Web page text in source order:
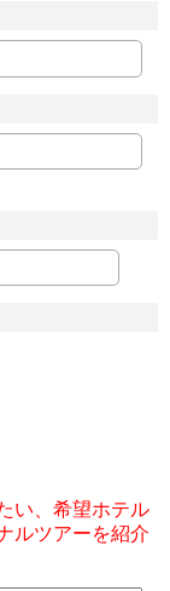
い、希望ホテル
ルツアーを紹介